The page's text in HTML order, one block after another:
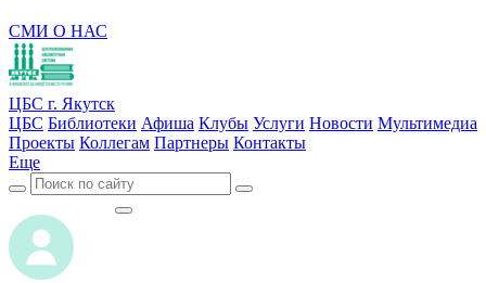
СМИ О НАС
ЦБС г. Якутск
ЦБС Библиотеки Афиша Клубы Услуги Новости Мультимедиа
Проекты Коллегам Партнеры Контакты
Еще